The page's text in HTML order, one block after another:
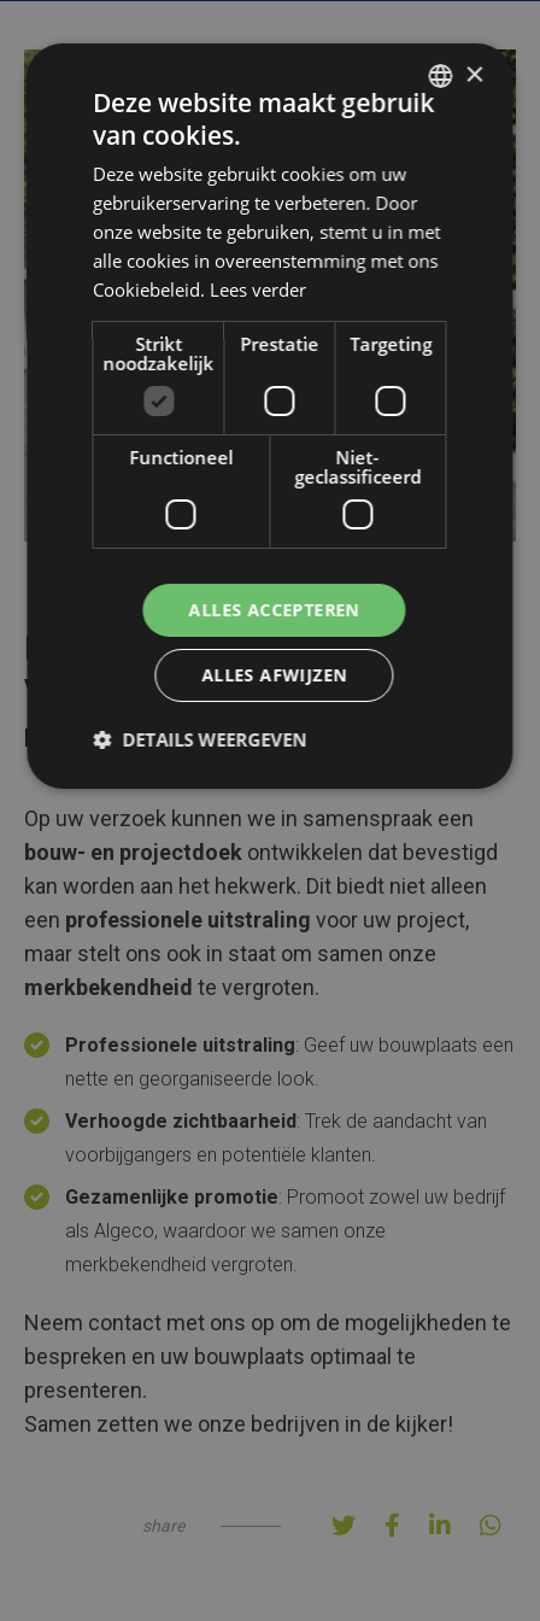
Bouw- en projectdoeken
Versterk uw merkbekendheid
met Algeco
Op uw verzoek kunnen we in samenspraak een
bouw- en projectdoek ontwikkelen dat bevestigd
kan worden aan het hekwerk. Dit biedt niet alleen
een professionele uitstraling voor uw project,
maar stelt ons ook in staat om samen onze
merkbekendheid te vergroten.
Professionele uitstraling: Geef uw bouwplaats een
nette en georganiseerde look.
Verhoogde zichtbaarheid: Trek de aandacht van
voorbijgangers en potentiële klanten.
Gezamenlijke promotie: Promoot zowel uw bedrijf
als Algeco, waardoor we samen onze
merkbekendheid vergroten.
Neem contact met ons op om de mogelijkheden te
bespreken en uw bouwplaats optimaal te
presenteren.
Samen zetten we onze bedrijven in de kijker!
share
×
Deze website maakt gebruik
van cookies.
Deze website gebruikt cookies om uw
gebruikerservaring te verbeteren. Door
onze website te gebruiken, stemt u in met
alle cookies in overeenstemming met ons
Cookiebeleid. Lees verder
Strikt
noodzakelijk
Prestatie Targeting
Functioneel
Niet-
geclassificeerd
ALLES ACCEPTEREN
ALLES AFWIJZEN
DETAILS WEERGEVEN